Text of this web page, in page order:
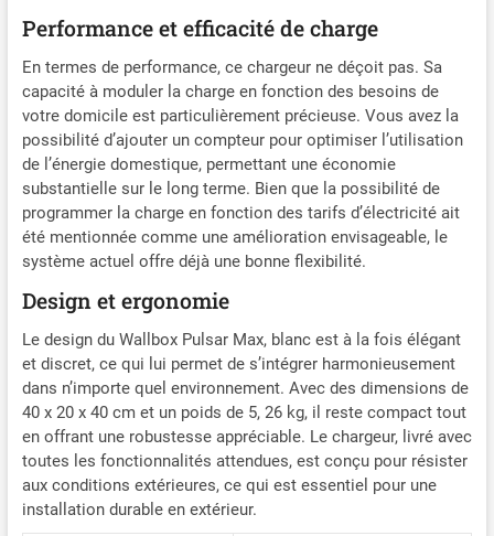
Performance et efficacité de charge
En termes de performance, ce chargeur ne déçoit pas. Sa
capacité à moduler la charge en fonction des besoins de
votre domicile est particulièrement précieuse. Vous avez la
possibilité d’ajouter un compteur pour optimiser l’utilisation
de l’énergie domestique, permettant une économie
substantielle sur le long terme. Bien que la possibilité de
programmer la charge en fonction des tarifs d’électricité ait
été mentionnée comme une amélioration envisageable, le
système actuel offre déjà une bonne flexibilité.
Design et ergonomie
Le design du Wallbox Pulsar Max, blanc est à la fois élégant
et discret, ce qui lui permet de s’intégrer harmonieusement
dans n’importe quel environnement. Avec des dimensions de
40 x 20 x 40 cm et un poids de 5, 26 kg, il reste compact tout
en offrant une robustesse appréciable. Le chargeur, livré avec
toutes les fonctionnalités attendues, est conçu pour résister
aux conditions extérieures, ce qui est essentiel pour une
installation durable en extérieur.